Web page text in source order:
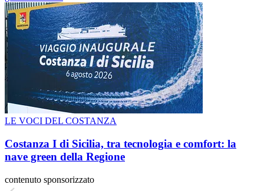
LE VOCI DEL COSTANZA
Costanza I di Sicilia, tra tecnologia e comfort: la
nave green della Regione
contenuto sponsorizzato